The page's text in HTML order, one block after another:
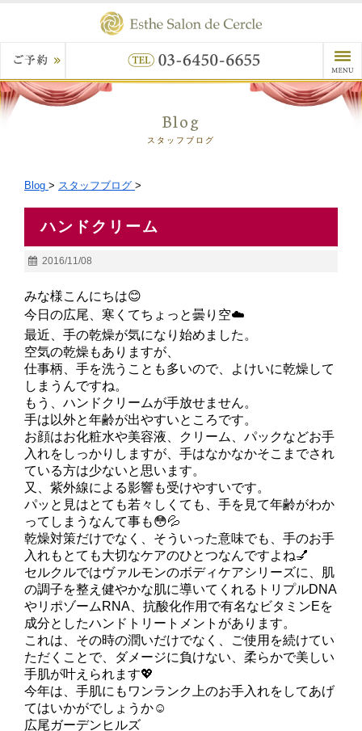
Blog
スタッフブログ
Blog > スタッフブログ >
ハンドクリーム
2016/11/08
みな様こんにちは😊
今日の広尾、寒くてちょっと曇り空☁️
最近、手の乾燥が気になり始めました。
空気の乾燥もありますが、
仕事柄、手を洗うことも多いので、よけいに乾燥して
しまうんですね。
もう、ハンドクリームが手放せません。
手は以外と年齢が出やすいところです。
お顔はお化粧水や美容液、クリーム、パックなどお手
入れをしっかりしますが、手はなかなかそこまでされ
ている方は少ないと思います。
又、紫外線による影響も受けやすいです。
パッと見はとても若々しくても、手を見て年齢がわか
ってしまうなんて事も😳💦
乾燥対策だけでなく、そういった意味でも、手のお手
入れもとても大切なケアのひとつなんですよね💅
セルクルではヴァルモンのボディケアシリーズに、肌
の調子を整え健やかな肌に導いてくれるトリプルDNA
やリポゾームRNA、抗酸化作用で有名なビタミンEを
成分としたハンドトリートメントがあります。
これは、その時の潤いだけでなく、ご使用を続けてい
ただくことで、ダメージに負けない、柔らかで美しい
手肌が叶えられます💖
今年は、手肌にもワンランク上のお手入れをしてあげ
てはいかがでしょうか☺️
広尾ガーデンヒルズ